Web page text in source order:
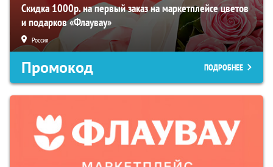
Скидка 1000р. на первый заказ на маркетплейсе цветов
и подарков «Флаувау»
Россия
Промокод ПОДРОБНЕЕ